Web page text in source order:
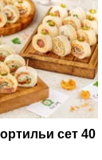
сет 40